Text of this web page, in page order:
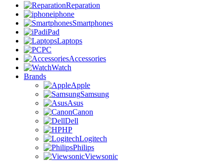
Reparation
iphone
Smartphones
iPad
Laptops
PC
Accessories
Watch
Brands
Apple
Samsung
Asus
Canon
Dell
HP
Logitech
Philips
Viewsonic